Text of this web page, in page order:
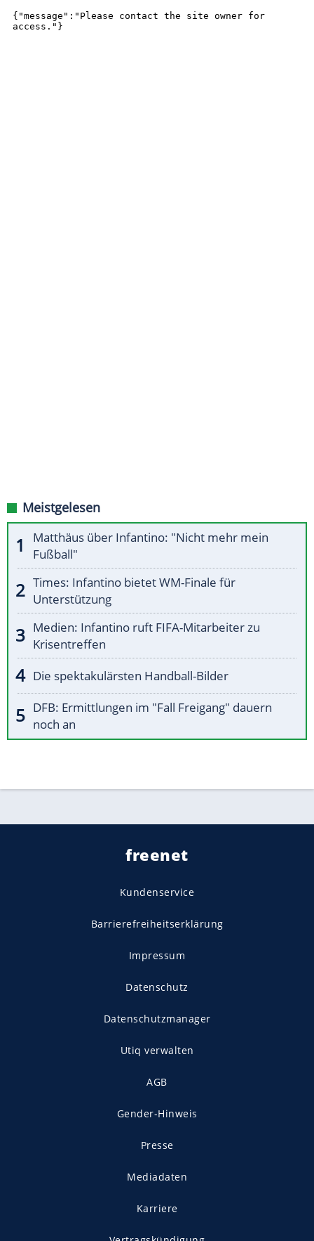
Meistgelesen
Matthäus über Infantino: "Nicht mehr mein
Fußball"
Times: Infantino bietet WM-Finale für
Unterstützung
Medien: Infantino ruft FIFA-Mitarbeiter zu
Krisentreffen
Die spektakulärsten Handball-Bilder
DFB: Ermittlungen im "Fall Freigang" dauern
noch an
freenet
Kundenservice
Barrierefreiheitserklärung
Impressum
Datenschutz
Datenschutzmanager
Utiq verwalten
AGB
Gender-Hinweis
Presse
Mediadaten
Karriere